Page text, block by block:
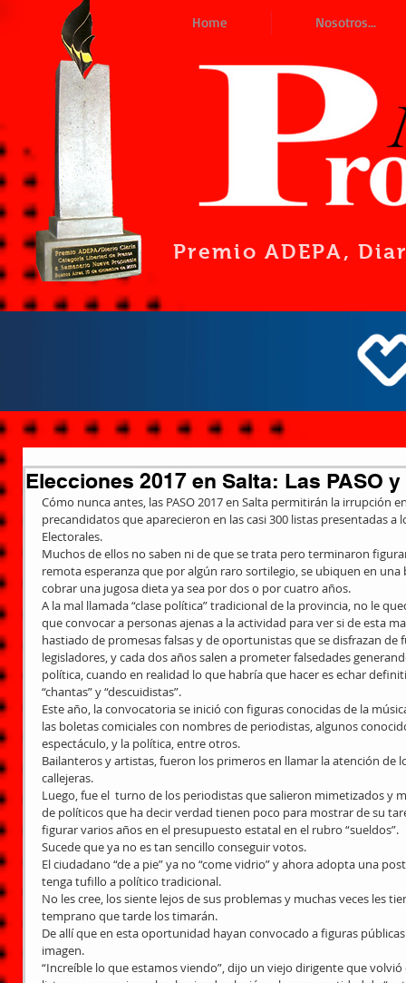
Home Nosotros...
Premio ADEPA,
Elecciones 2017 en Salta: Las PASO
Cómo nunca antes, las PASO 2017 en Salta permitirán la irrupción
precandidatos que aparecieron en las casi 300 listas presentadas a
Electorales.
Muchos de ellos no saben ni de que se trata pero terminaron
remota esperanza que por algún raro sortilegio, se ubiquen en
cobrar una jugosa dieta ya sea por dos o por cuatro años.
A la mal llamada “clase política” tradicional de la provincia, no le
que convocar a personas ajenas a la actividad para ver si de esta
hastiado de promesas falsas y de oportunistas que se disfrazan
legisladores, y cada dos años salen a prometer falsedades
política, cuando en realidad lo que habría que hacer es echar
“chantas” y “descuidistas”.
Este año, la convocatoria se inició con figuras conocidas de la
las boletas comiciales con nombres de periodistas, algunos
espectáculo, y la política, entre otros.
Bailanteros y artistas, fueron los primeros en llamar la atención de
callejeras.
Luego, fue el  turno de los periodistas que salieron mimetizados
de políticos que ha decir verdad tienen poco para mostrar de su
figurar varios años en el presupuesto estatal en el rubro “sueldos”.
Sucede que ya no es tan sencillo conseguir votos.
El ciudadano “de a pie” ya no “come vidrio” y ahora adopta una
tenga tufillo a político tradicional.
No les cree, los siente lejos de sus problemas y muchas veces les
temprano que tarde los timarán.
De allí que en esta oportunidad hayan convocado a figuras
imagen.
“Increíble lo que estamos viendo”, dijo un viejo dirigente que